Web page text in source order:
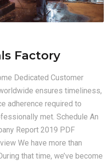
Factory
Dedicated Customer
ensures timeliness,
adherence required to
met. Schedule An
Report 2019 PDF
We have more than
that time, we’ve become